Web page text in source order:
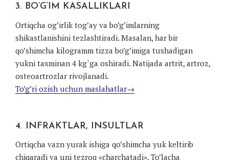
3. BO’G’IM KASALLIKLARI
Ortiqcha og’irlik tog’ay va bo’g’imlarning
shikastlanishini tezlashtiradi. Masalan, har bir
qo’shimcha kilogramm tizza bo’g’imiga tushadigan
yukni taxminan 4 kg`ga oshiradi. Natijada artrit, artroz,
osteoartrozlar rivojlanadi.
To’g’ri ozish uchun maslahatlar→
4. INFRAKTLAR, INSULTLAR
Ortiqcha vazn yurak ishiga qo’shimcha yuk keltirib
chiqaradi va uni tezroq «charchatadi». To’lacha